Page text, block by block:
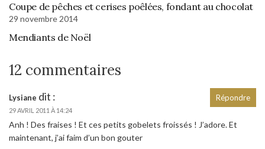
Coupe de pêches et cerises poêlées, fondant au chocolat
29 novembre 2014
Mendiants de Noël
12 commentaires
Lysiane dit :
29 AVRIL 2011 À 14:24
Anh ! Des fraises ! Et ces petits gobelets froissés ! J’adore. Et
maintenant, j’ai faim d’un bon gouter
Répondre